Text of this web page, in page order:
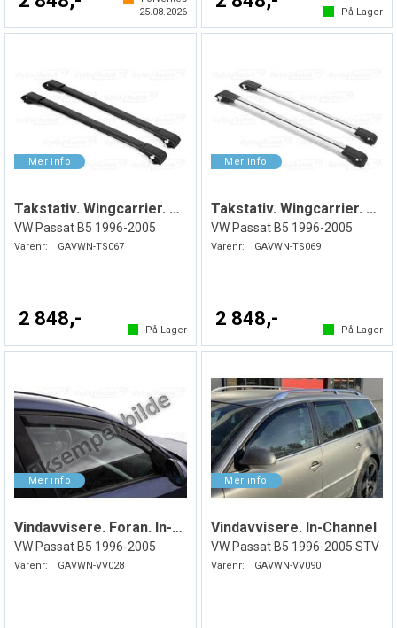
25.08.2026
På Lager
Takstativ. Wingcarrier. Svart
VW Passat B5 1996-2005
Varenr: GAVWN-TS067
2 848,-
På Lager
Takstativ. Wingcarrier. Sølv
VW Passat B5 1996-2005
Varenr: GAVWN-TS069
2 848,-
På Lager
Vindavvisere. Foran. In-Channel
VW Passat B5 1996-2005
Varenr: GAVWN-VV028
Vindavvisere. In-Channel
VW Passat B5 1996-2005 STV
Varenr: GAVWN-VV090